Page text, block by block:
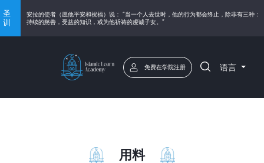
圣
训
安拉的使者（愿他平安和祝福）说： “当一个人去世时，他的行为都会终止，除非有三种：
持续的慈善，受益的知识，或为他祈祷的虔诚子女。”
免费在学院注册 语言
用料